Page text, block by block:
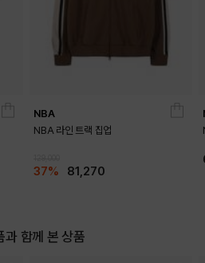
NBA
NBA 라인 트랙 집업
37% 81,270
과 함께 본 상품